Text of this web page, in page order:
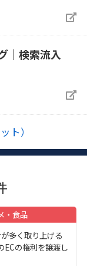
｜検索流入
ト）
・食品
多く取り上げる
ECの権利を譲渡し